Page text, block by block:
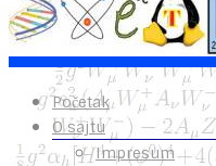
Početak
O sajtu
Impresum